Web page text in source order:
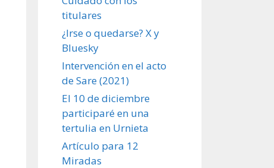
titulares
¿Irse o quedarse? X y
Bluesky
Intervención en el acto
de Sare (2021)
El 10 de diciembre
participaré en una
tertulia en Urnieta
Artículo para 12
Miradas